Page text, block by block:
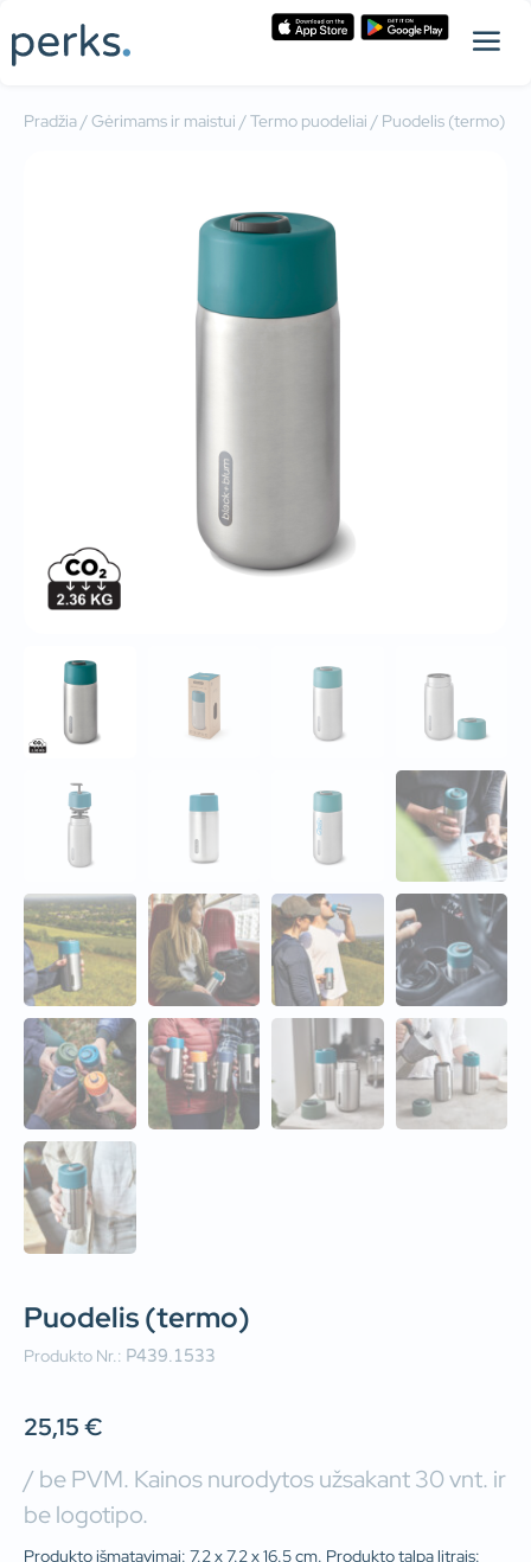
Pradžia/Gėrimams ir maistui /Termo puodeliai / Puodelis (termo)
Puodelis (termo)
Produkto Nr.: P439.1533
25,15€
/ be PVM. Kainos nurodytos užsakant 30 vnt. ir
be logotipo.
Produkto išmatavimai: 7.2 x 7.2 x 16.5 cm. Produkto talpa litrais: